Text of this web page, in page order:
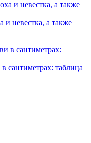
и невестка, а также
сантиметрах: таблица